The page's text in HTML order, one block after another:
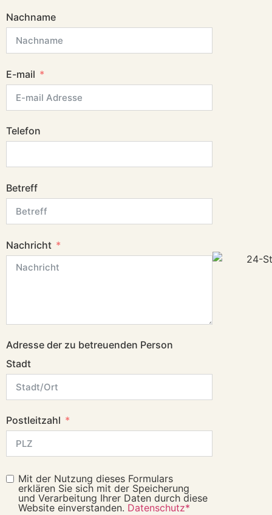
Nachname
E-mail
Telefon
Betreff
Nachricht
Adresse der zu betreuenden Person
Stadt
Postleitzahl
Mit der Nutzung dieses Formulars
erklären Sie sich mit der Speicherung
und Verarbeitung Ihrer Daten durch diese
Website einverstanden. Datenschutz*